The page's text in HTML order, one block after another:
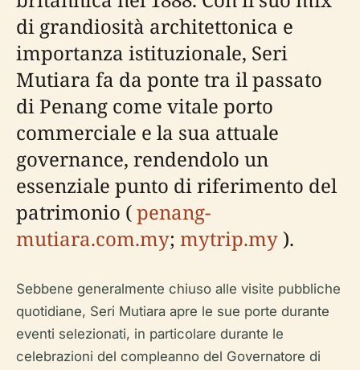
di grandiosità architettonica e
importanza istituzionale, Seri
Mutiara fa da ponte tra il passato
di Penang come vitale porto
commerciale e la sua attuale
governance, rendendolo un
essenziale punto di riferimento del
patrimonio (penang-
mutiara.com.my; mytrip.my).
Sebbene generalmente chiuso alle visite pubbliche
quotidiane, Seri Mutiara apre le sue porte durante
eventi selezionati, in particolare durante le
celebrazioni del compleanno del Governatore di